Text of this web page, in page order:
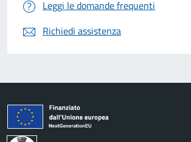
Leggi le domande frequenti
Richiedi assistenza